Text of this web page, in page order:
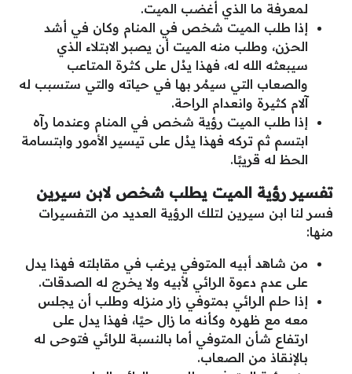
لمعرفة ما الذي أغضب الميت.
إذا طلب الميت شخص في المنام وكان في أشد
الحزن، وطلب منه الميت أن يصبر الابتلاء الذي
سيبعثه الله له، فهذا يدُل على كثرة المتاعب
والصعاب التي سيمُر بها في حياته والتي ستسبب له
آلام كثيرة وانعدام الراحة.
إذا طلب الميت رؤية شخص في المنام وعندما رآه
ابتسم ثم تركه فهذا يدُل على تيسير الأمور وابتسامة
الحظ له قريبًا.
تفسير رؤية الميت يطلب شخص لابن سيرين
فسر لنا ابن سيرين لتلك الرؤية العديد من التفسيرات
منها:
من شاهد أبيه المتوفي يرغب في مقابلته فهذا يدل
على عدم دعوة الرائي لأبيه ولا يخرج له الصدقات.
إذا حلم الرائي بمتوفي زار منزله وطلب أن يجلس
معه مع ظهره وكأنه ما زال حيًا، فهذا يدل على
ارتفاع شأن المتوفي أما بالنسبة للرائي فتوحى له
بالإنقاذ من الصعاب.